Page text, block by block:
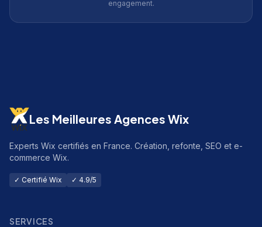
engagement.
Les Meilleures Agences Wix
Experts Wix certifiés en France. Création, refonte, SEO et e-
commerce Wix.
✓ Certifié Wix ✓ 4.9/5
SERVICES